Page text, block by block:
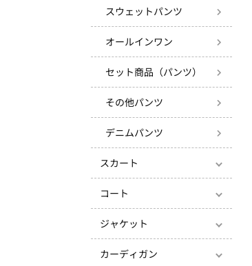
スウェットパンツ
オールインワン
セット商品（パンツ）
その他パンツ
デニムパンツ
スカート
コート
ジャケット
カーディガン